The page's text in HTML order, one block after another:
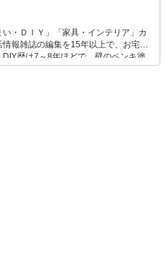
い・ＤＩＹ」「家具・インテリア」カ
情報雑誌の編集を15年以上で、お宅訪
歴は7～8年ほどで、壁のペンキ塗
もチャレンジ済み。初心者でもモノ